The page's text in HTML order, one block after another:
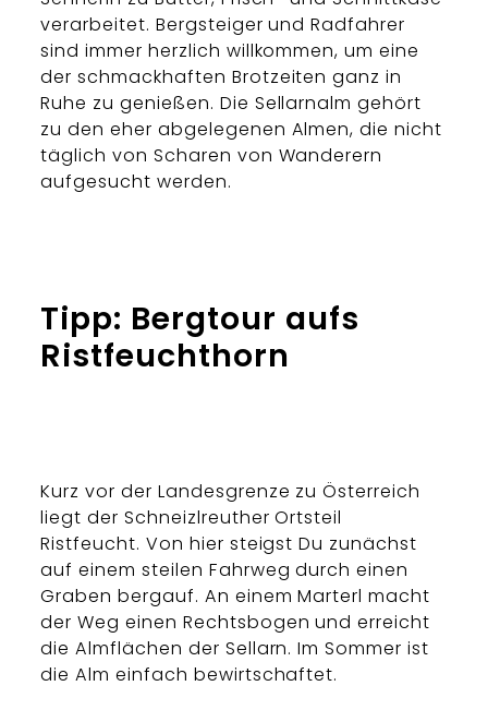
verarbeitet. Bergsteiger und Radfahrer
sind immer herzlich willkommen, um eine
der schmackhaften Brotzeiten ganz in
Ruhe zu genießen. Die Sellarnalm gehört
zu den eher abgelegenen Almen, die nicht
täglich von Scharen von Wanderern
aufgesucht werden.
Tipp: Bergtour aufs
Ristfeuchthorn
Kurz vor der Landesgrenze zu Österreich
liegt der Schneizlreuther Ortsteil
Ristfeucht. Von hier steigst Du zunächst
auf einem steilen Fahrweg durch einen
Graben bergauf. An einem Marterl macht
der Weg einen Rechtsbogen und erreicht
die Almflächen der Sellarn. Im Sommer ist
die Alm einfach bewirtschaftet.